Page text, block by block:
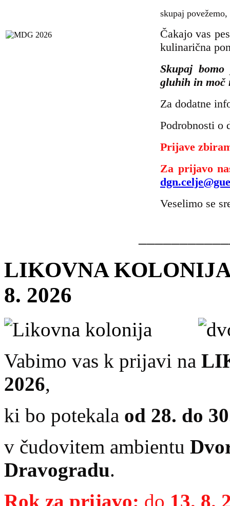
skupaj
Čakajo vas
kulinarična
Skupaj
gluhih in moč
Za dodatne
Podrobnosti o
Prijave
Za prijavo
Veselimo se
LIKOVNA KOLONIJA
8. 2026
Vabimo vas k prijavi na
2026,
ki bo potekala od 28. do
v čudovitem ambientu
Dravogradu.
Rok za prijavo: do 13. 8.